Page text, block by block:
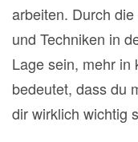
arbeiten. Durch
und Techniken in
Lage sein, mehr in
bedeutet, dass du
dir wirklich wichtig